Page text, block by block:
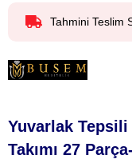
Tahmini Teslim
Yuvarlak Tepsili
Takımı 27